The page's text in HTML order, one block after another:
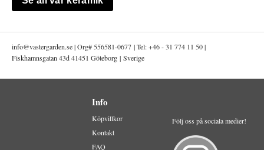
info@vastergarden.se | Org# 556581-0677 | Tel: +46 - 31 774 11 50 |
Fiskhamnsgatan 43d 41451 Göteborg | Sverige
Info
Köpvillkor
Kontakt
FAQ
Följ oss på sociala medier!